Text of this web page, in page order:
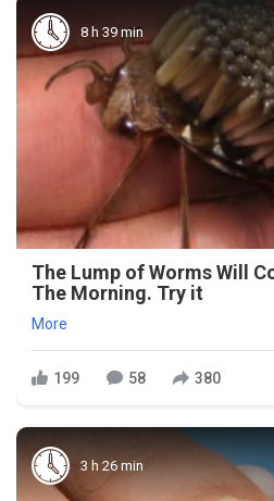
8 h 39 min
The Lump of Worms Will
The Morning. Try it
More
199 58 380
3 h 26 min